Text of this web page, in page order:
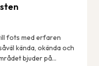
fots med erfaren
kända, okända och
bjuder på